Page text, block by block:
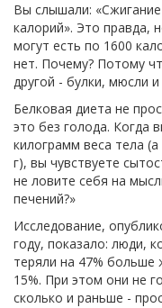
Вы слышали:
калорий». Это правда,
могут есть по 1600
нет. Почему? Потому
другой - булки, мюсли
Белковая диета не
это без голода. Когда
килограмм веса тела
г), вы чувствуете
не ловите себя на
печений?»
Исследование,
году, показало: люди,
теряли на 47% больше
15%. При этом они не
сколько и раньше -